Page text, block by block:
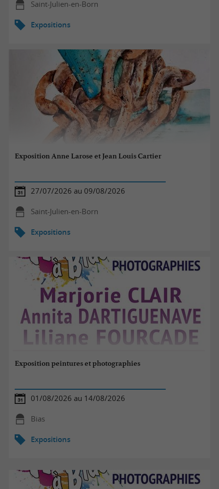
Saint-Julien-en-Born
Expositions
Exposition Anne Larose et Jean Louis Cartier
27/07/2026 au 09/08/2026
Saint-Julien-en-Born
Expositions
Exposition peintures et photographies
01/08/2026 au 14/08/2026
Bias
Expositions